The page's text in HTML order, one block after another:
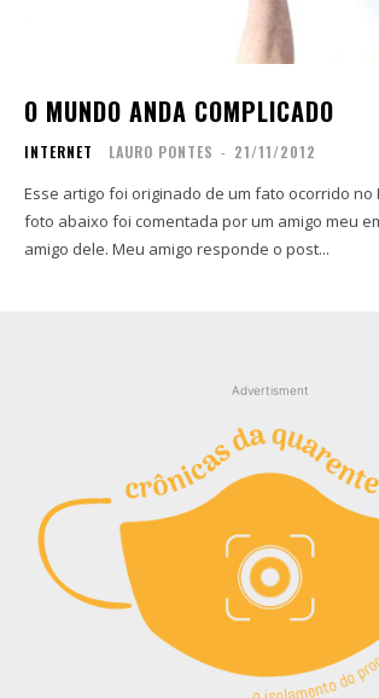
O MUNDO ANDA COMPLICADO
INTERNET LAURO PONTES - 21/11/2012
Esse artigo foi originado de um fato ocorrido no
foto abaixo foi comentada por um amigo meu
amigo dele. Meu amigo responde o post...
Advertisment